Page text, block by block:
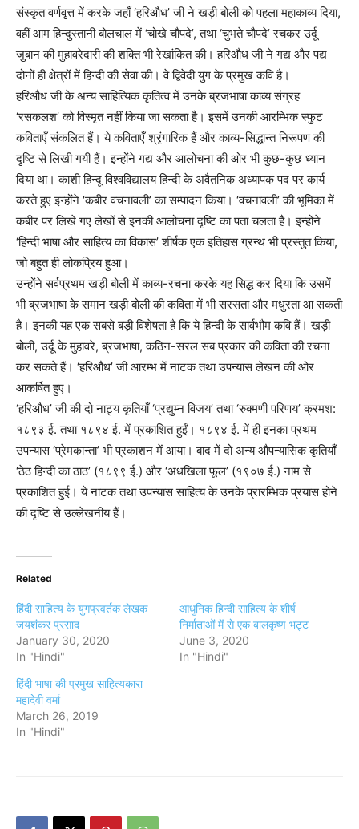
संस्कृत वर्णवृत्त में करके जहाँ ‘हरिऔध’ जी ने खड़ी बोली को पहला महाकाव्य दिया,
वहीं आम हिन्दुस्तानी बोलचाल में ‘चोखे चौपदे’, तथा ‘चुभते चौपदे’ रचकर उर्दू
जुबान की मुहावरेदारी की शक्ति भी रेखांकित की। हरिऔध जी ने गद्य और पद्य
दोनों ही क्षेत्रों में हिन्दी की सेवा की। वे द्विवेदी युग के प्रमुख कवि है।
हरिऔध जी के अन्य साहित्यिक कृतित्व में उनके ब्रजभाषा काव्य संग्रह
‘रसकलश’ को विस्मृत नहीं किया जा सकता है। इसमें उनकी आरम्भिक स्फुट
कविताएँ संकलित हैं। ये कविताएँ श्रृंगारिक हैं और काव्य-सिद्धान्त निरूपण की
दृष्टि से लिखी गयी हैं। इन्होंने गद्य और आलोचना की ओर भी कुछ-कुछ ध्यान
दिया था। काशी हिन्दू विश्वविद्यालय हिन्दी के अवैतनिक अध्यापक पद पर कार्य
करते हुए इन्होंने ‘कबीर वचनावली’ का सम्पादन किया। ‘वचनावली’ की भूमिका में
कबीर पर लिखे गए लेखों से इनकी आलोचना दृष्टि का पता चलता है। इन्होंने
‘हिन्दी भाषा और साहित्य का विकास’ शीर्षक एक इतिहास ग्रन्थ भी प्रस्तुत किया,
जो बहुत ही लोकप्रिय हुआ।
उन्होंने सर्वप्रथम खड़ी बोली में काव्य-रचना करके यह सिद्ध कर दिया कि उसमें
भी ब्रजभाषा के समान खड़ी बोली की कविता में भी सरसता और मधुरता आ सकती
है। इनकी यह एक सबसे बड़ी विशेषता है कि ये हिन्दी के सार्वभौम कवि हैं। खड़ी
बोली, उर्दू के मुहावरे, ब्रजभाषा, कठिन-सरल सब प्रकार की कविता की रचना
कर सकते हैं। ‘हरिऔध’ जी आरम्भ में नाटक तथा उपन्यास लेखन की ओर
आकर्षित हुए।
‘हरिऔध’ जी की दो नाट्य कृतियाँ ‘प्रद्युम्न विजय’ तथा ‘रुक्मणी परिणय’ क्रमश:
१८९३ ई. तथा १८९४ ई. में प्रकाशित हुईं। १८९४ ई. में ही इनका प्रथम
उपन्यास ‘प्रेमकान्ता’ भी प्रकाशन में आया। बाद में दो अन्य औपन्यासिक कृतियाँ
‘ठेठ हिन्दी का ठाठ’ (१८९९ ई.) और ‘अधखिला फूल’ (१९०७ ई.) नाम से
प्रकाशित हुई। ये नाटक तथा उपन्यास साहित्य के उनके प्रारम्भिक प्रयास होने
की दृष्टि से उल्लेखनीय हैं।
Related
हिंदी साहित्य के युगप्रवर्तक लेखक
जयशंकर प्रसाद
January 30, 2020
In "Hindi"
आधुनिक हिन्दी साहित्य के शीर्ष
निर्माताओं में से एक बालकृष्ण भट्ट
June 3, 2020
In "Hindi"
हिंदी भाषा की प्रमुख साहित्यकारा
महादेवी वर्मा
March 26, 2019
In "Hindi"